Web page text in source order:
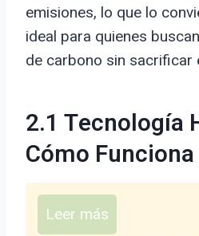
emisiones, lo que lo
ideal para quienes
de carbono sin sacrificar
2.1 Tecnología
Cómo Funciona
Leer más